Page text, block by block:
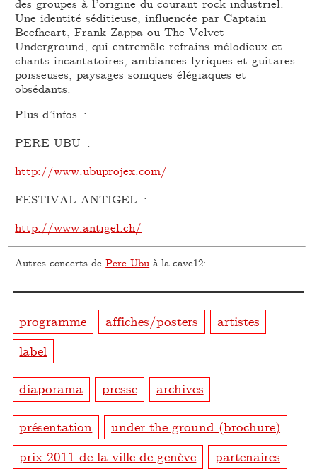
des groupes à l’origine du courant rock industriel.
Une identité séditieuse, influencée par Captain
Beefheart, Frank Zappa ou The Velvet
Underground, qui entremêle refrains mélodieux et
chants incantatoires, ambiances lyriques et guitares
poisseuses, paysages soniques élégiaques et
obsédants.
Plus d’infos :
PERE UBU :
http://www.ubuprojex.com/
FESTIVAL ANTIGEL :
http://www.antigel.ch/
Autres concerts dePere Ubu à la cave12:
programme affiches/posters
artistes
label
diaporama presse archives
présentation
under the ground (brochure)
prix 2011 de la ville de genève
partenaires